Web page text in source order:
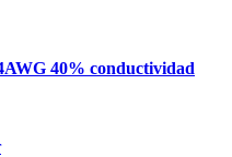
40% conductividad